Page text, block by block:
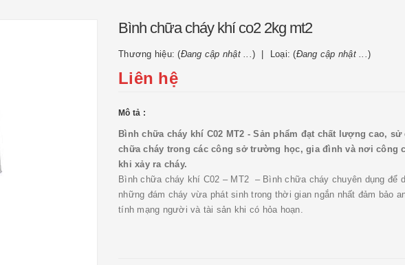
Bình chữa cháy khí co2 2kg mt2
Thương hiệu: (Đang cập nhật ...) Loại: (Đang cập nhật ...)
Liên hệ
Mô tả :
Bình chữa cháy khí C02 MT2 - Sản phẩm đạt chất lượng cao, sử
chữa cháy trong các công sở trường học, gia đình và nơi công
khi xảy ra cháy.
Bình chữa cháy khí C02 – MT2 – Bình chữa cháy chuyên dụng để
những đám cháy vừa phát sinh trong thời gian ngắn nhất đảm bảo
tính mạng người và tài sản khi có hỏa hoạn.